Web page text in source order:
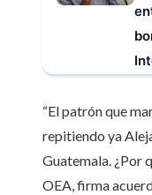
“El patrón que
repitiendo ya
Guatemala. ¿Por
OEA, firma